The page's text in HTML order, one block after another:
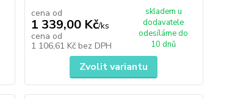
cena od
1 339,00 Kč/ks
cena od
1 106,61 Kč bez DPH
skladem u
dodavatele
odesíláme do
10 dnů
Zvolit variantu